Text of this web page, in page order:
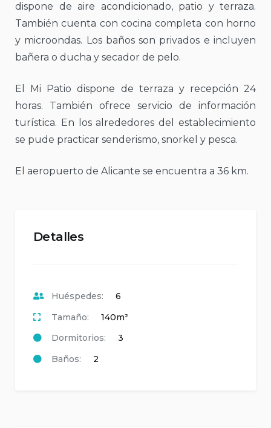
dispone de aire acondicionado, patio y terraza.
También cuenta con cocina completa con horno
y microondas. Los baños son privados e incluyen
bañera o ducha y secador de pelo.
El Mi Patio dispone de terraza y recepción 24
horas. También ofrece servicio de información
turística. En los alrededores del establecimiento
se pude practicar senderismo, snorkel y pesca.
El aeropuerto de Alicante se encuentra a 36 km.
Detalles
Huéspedes:
6
Tamaño:
140m²
Dormitorios:
3
Baños:
2